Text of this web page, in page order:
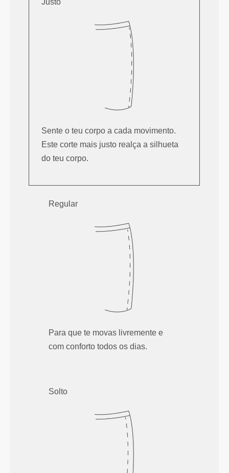
Justo
Sente o teu corpo a cada movimento.
Este corte mais justo realça a silhueta
do teu corpo.
Regular
Para que te movas livremente e
com conforto todos os dias.
Solto